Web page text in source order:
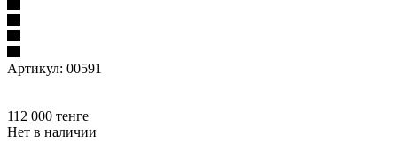
Артикул: 00591
112 000 тенге
Нет в наличии